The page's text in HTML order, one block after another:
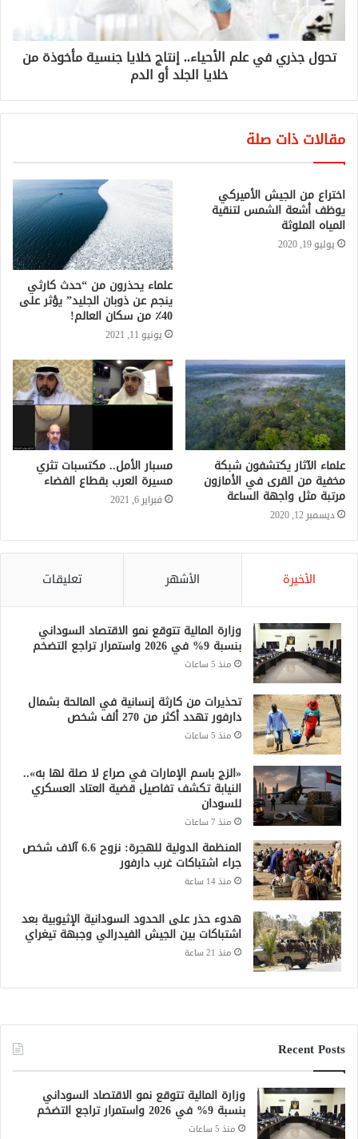
تحول جذري في علم الأحياء.. إنتاج خلايا جنسية مأخوذة من
خلايا الجلد أو الدم
مقالات ذات صلة
اختراع من الجيش الأميركي
يوظف أشعة الشمس لتنقية
المياه الملوثة
يوليو 19, 2020
علماء يحذرون من “حدث كارثي
ينجم عن ذوبان الجليد” يؤثر على
40٪ من سكان العالم!
يونيو 11, 2021
علماء الآثار يكتشفون شبكة
مخفية من القرى في الأمازون
مرتبة مثل واجهة الساعة
ديسمبر 12, 2020
مسبار الأمل.. مكتسبات تثري
مسيرة العرب بقطاع الفضاء
فبراير 6, 2021
الأخيرة الأشهر تعليقات
وزارة المالية تتوقع نمو الاقتصاد السوداني
بنسبة 9% في 2026 واستمرار تراجع التضخم
منذ 5 ساعات
تحذيرات من كارثة إنسانية في المالحة بشمال
دارفور تهدد أكثر من 270 ألف شخص
منذ 5 ساعات
«الزج باسم الإمارات في صراع لا صلة لها به»..
النيابة تكشف تفاصيل قضية العتاد العسكري
للسودان
منذ 7 ساعات
المنظمة الدولية للهجرة: نزوح 6.6 آلاف شخص
جراء اشتباكات غرب دارفور
منذ 14 ساعة
هدوء حذر على الحدود السودانية الإثيوبية بعد
اشتباكات بين الجيش الفيدرالي وجبهة تيغراي
منذ 21 ساعة
Recent Posts
وزارة المالية تتوقع نمو الاقتصاد السوداني
بنسبة 9% في 2026 واستمرار تراجع التضخم
منذ 5 ساعات